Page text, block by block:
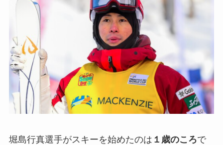
堀島行真選手がスキーを始めたのは １歳のころで